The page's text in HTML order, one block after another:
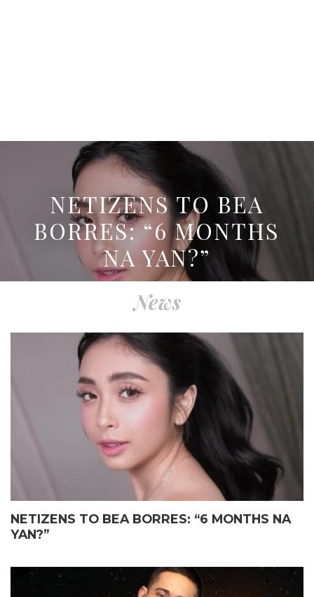
NETIZENS TO BEA
BORRES: “6 MONTHS
NA YAN?”
News
NETIZENS TO BEA BORRES: “6 MONTHS NA
YAN?”